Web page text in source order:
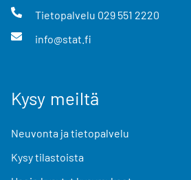
Tietopalvelu 029 551 2220
info@stat.fi
Kysy meiltä
Neuvonta ja tietopalvelu
Kysy tilastoista